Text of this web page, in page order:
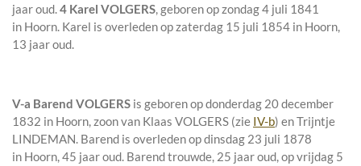
jaar oud.4 Karel VOLGERS, geboren op zondag 4 juli 1841
in Hoorn. Karel is overleden op zaterdag 15 juli 1854 in Hoorn,
13 jaar oud.
V-a Barend VOLGERS is geboren op donderdag 20 december
1832 in Hoorn, zoon van Klaas VOLGERS (zie IV-b) enTrijntje
LINDEMAN. Barend is overleden op dinsdag 23 juli 1878
in Hoorn, 45 jaar oud. Barend trouwde, 25 jaar oud, op vrijdag 5